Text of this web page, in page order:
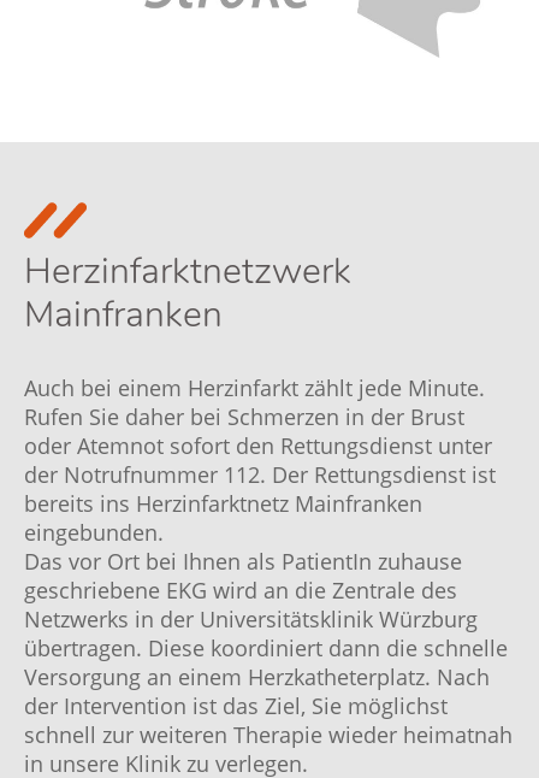
Herzinfarktnetzwerk
Mainfranken
Auch bei einem Herzinfarkt zählt jede Minute.
Rufen Sie daher bei Schmerzen in der Brust
oder Atemnot sofort den Rettungsdienst unter
der Notrufnummer 112. Der Rettungsdienst ist
bereits ins Herzinfarktnetz Mainfranken
eingebunden.
Das vor Ort bei Ihnen als PatientIn zuhause
geschriebene EKG wird an die Zentrale des
Netzwerks in der Universitätsklinik Würzburg
übertragen. Diese koordiniert dann die schnelle
Versorgung an einem Herzkatheterplatz. Nach
der Intervention ist das Ziel, Sie möglichst
schnell zur weiteren Therapie wieder heimatnah
in unsere Klinik zu verlegen.